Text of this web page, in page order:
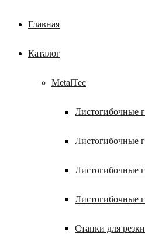
Главная
Каталог
MetalTec
Листогибочные
Листогибочные
Листогибочные
Листогибочные
Станки для